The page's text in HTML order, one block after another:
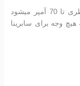
توجه داشته باشید که بر روی سابرینا باطری تا 70 آمپر میشود
از باطری 70 آمپر به هیچ وجه برای سابرینا